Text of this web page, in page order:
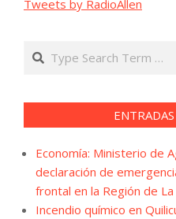
Tweets by RadioAllen
Search
Economía: Ministerio de
declaración de
frontal en la Región de La
Incendio químico en